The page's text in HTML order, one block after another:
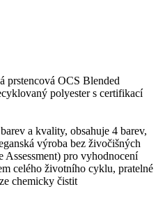
prstencová OCS Blended
polyester s certifikací
a kvality, obsahuje 4 barev,
výroba bez živočišných
pro vyhodnocení
celého životního cyklu, pratelné
chemicky čistit